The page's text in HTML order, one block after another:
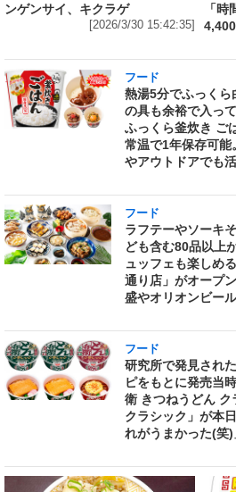
ンゲンサイ、キクラゲ
[2026/3/30 15:42:35]
「
フード
熱湯5分でふっく
の具も余裕で入っ
ふっくら釜炊き ご
常温で1年保存可能
やアウトドアでも
フード
ラフテーやソーキ
ども含む80品以上
ュッフェも楽しめ
通り店」がオープ
盛やオリオンビー
フード
研究所で発見され
ピをもとに発売当
衛 きつねうどん
クラシック」が本
れがうまかった(笑)